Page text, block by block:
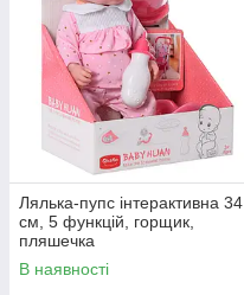
Лялька-пупс інтерактивна 34
см, 5 функцій, горщик,
пляшечка
В наявності